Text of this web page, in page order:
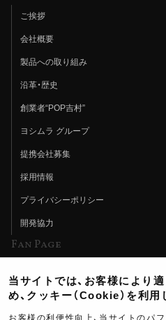
ご挨拶
会社概要
製品への取り組み
沿革・歴史
創業者“POP吉村”
ヨシムラ グループ
提携会社募集
採用情報
プライバシーポリシー
開発協力
Fan Page
ヨシムラTV
イベント情報
当サイトでは、お客様により
め、クッキー（Cookie）を利用
お客様の利便性向上、当サイトのパ